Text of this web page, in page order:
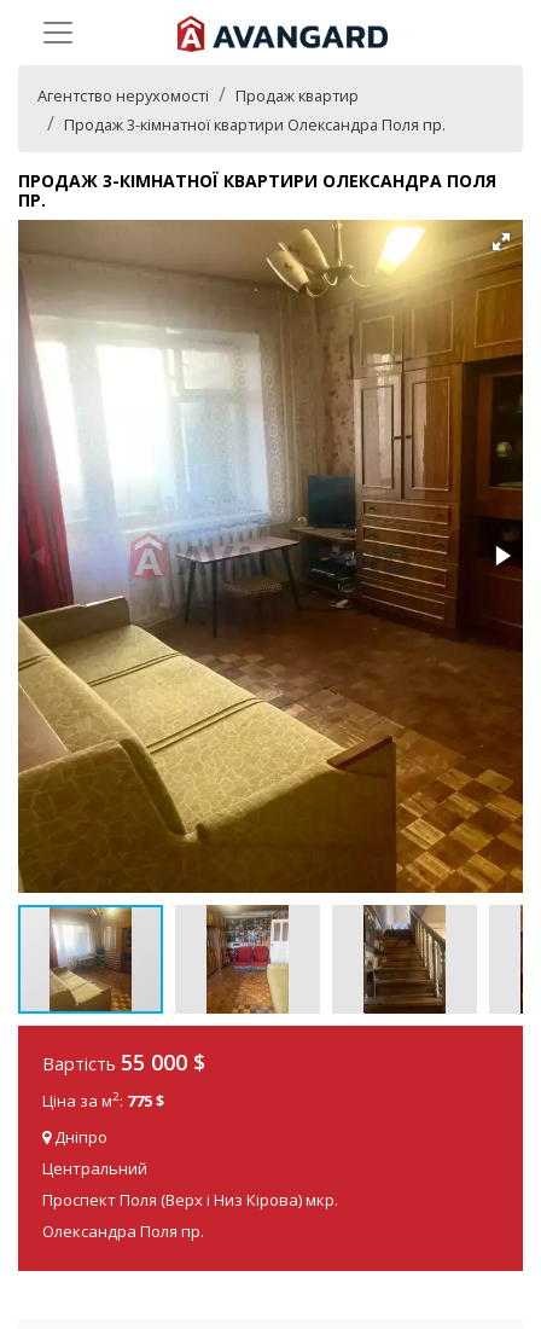
Агентство нерухомості
Продаж квартир
Продаж 3-кімнатної квартири Олександра Поля пр.
ПРОДАЖ 3-КІМНАТНОЇ КВАРТИРИ ОЛЕКСАНДРА ПОЛЯ
ПР.
Вартість 55 000 $
Ціна за м2: 775 $
Дніпро
Центральний
Проспект Поля (Верх і Низ Кірова) мкр.
Олександра Поля пр.